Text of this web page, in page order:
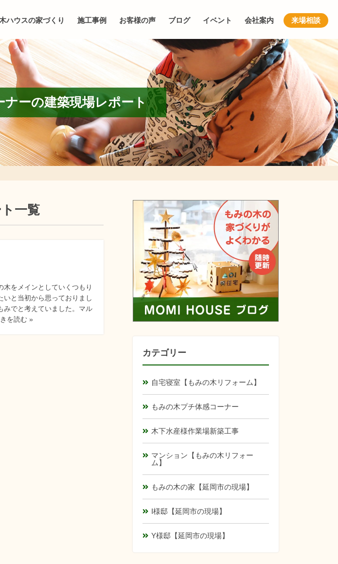
ハウスの家づくり 施工事例 お客様の声 ブログ イベント 会社案内 来場相談
ーの建築現場レポート
一覧
をメインとしていくつもり
いと当初から思っておりまし
みでと考えていました。マル
を読む »
カテゴリー
自宅寝室【もみの木リフォーム】
もみの木プチ体感コーナー
木下水産様作業場新築工事
マンション【もみの木リフォー
ム】
もみの木の家【延岡市の現場】
I様邸【延岡市の現場】
Y様邸【延岡市の現場】